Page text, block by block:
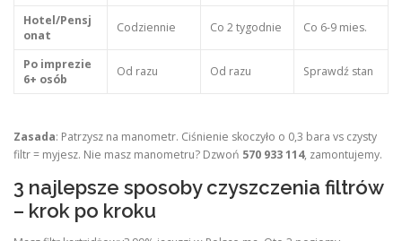
Hotel/Pensj
onat
Codziennie Co 2 tygodnie Co 6-9 mies.
Po imprezie
6+ osób
Od razu Od razu Sprawdź stan
Zasada: Patrzysz na manometr. Ciśnienie skoczyło o 0,3 bara vs czysty
filtr = myjesz. Nie masz manometru? Dzwoń 570 933 114, zamontujemy.
3 najlepsze sposoby czyszczenia filtrów
– krok po kroku